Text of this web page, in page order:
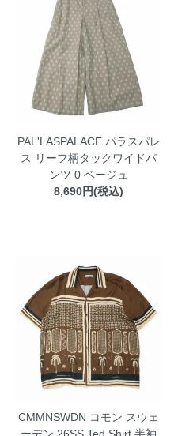
PAL'LASPALACE パラスパレ
ス リーフ柄タックワイドパ
ンツ 0 ベージュ
8,690円(税込)
CMMNSWDN コモン スウェ